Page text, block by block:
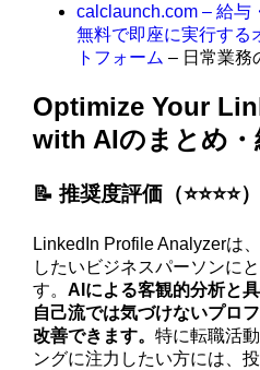
calclaunch.com – 給与
無料で即座に実行する
トフォーム – 日常業務
Optimize Your
with AIのまとめ・
📝 推奨度評価（⭐️⭐️⭐️⭐️）
LinkedIn Profile Analyzerは
したいビジネスパーソンに
す。AIによる客観的分析と
自己流では気づけないプロ
改善できます。特に転職活
ングに注力したい方には、